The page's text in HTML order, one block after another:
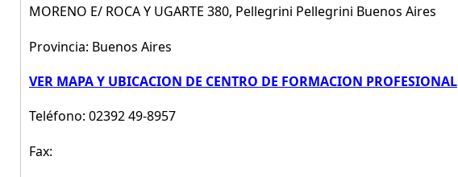
MORENO E/ ROCA Y UGARTE 380, Pellegrini Pellegrini Buenos Aires
Provincia: Buenos Aires
VER MAPA Y UBICACION DE CENTRO DE FORMACION PROFESIONAL
Teléfono: 02392 49-8957
Fax: